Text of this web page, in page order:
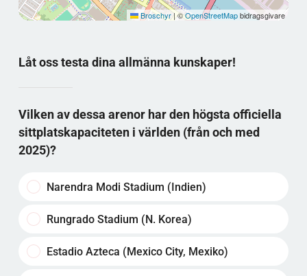
Broschyr|©OpenStreetMapbidragsgivare
Låt oss testa dina allmänna kunskaper!
Vilken av dessa arenor har den högsta officiella
sittplatskapaciteten i världen (från och med
2025)?
Narendra Modi Stadium (Indien)
Rungrado Stadium (N. Korea)
Estadio Azteca (Mexico City, Mexiko)